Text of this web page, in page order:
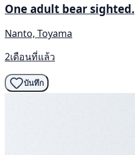
One adult bear sighted.
Nanto, Toyama
2เดือนที่แล้ว
บันทึก